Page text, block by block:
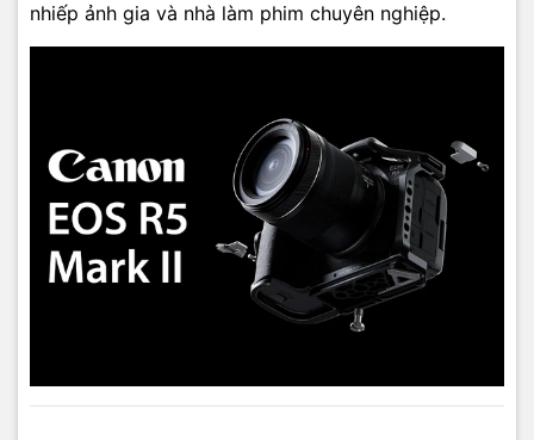
nhiếp ảnh gia và nhà làm phim chuyên nghiệp.